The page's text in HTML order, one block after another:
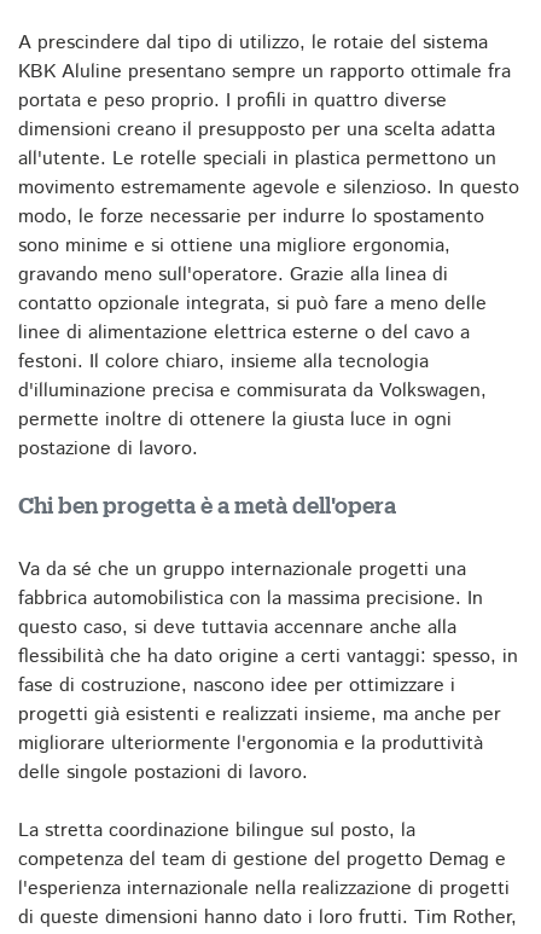
A prescindere dal tipo di utilizzo, le rotaie del sistema
KBK Aluline presentano sempre un rapporto ottimale fra
portata e peso proprio. I profili in quattro diverse
dimensioni creano il presupposto per una scelta adatta
all'utente. Le rotelle speciali in plastica permettono un
movimento estremamente agevole e silenzioso. In questo
modo, le forze necessarie per indurre lo spostamento
sono minime e si ottiene una migliore ergonomia,
gravando meno sull'operatore. Grazie alla linea di
contatto opzionale integrata, si può fare a meno delle
linee di alimentazione elettrica esterne o del cavo a
festoni. Il colore chiaro, insieme alla tecnologia
d'illuminazione precisa e commisurata da Volkswagen,
permette inoltre di ottenere la giusta luce in ogni
postazione di lavoro.
Chi ben progetta è a metà dell'opera
Va da sé che un gruppo internazionale progetti una
fabbrica automobilistica con la massima precisione. In
questo caso, si deve tuttavia accennare anche alla
flessibilità che ha dato origine a certi vantaggi: spesso, in
fase di costruzione, nascono idee per ottimizzare i
progetti già esistenti e realizzati insieme, ma anche per
migliorare ulteriormente l'ergonomia e la produttività
delle singole postazioni di lavoro.
La stretta coordinazione bilingue sul posto, la
competenza del team di gestione del progetto Demag e
l'esperienza internazionale nella realizzazione di progetti
di queste dimensioni hanno dato i loro frutti. Tim Rother,